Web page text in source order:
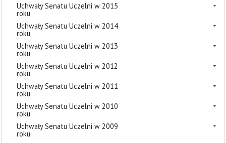
Uchwały Senatu Uczelni w 2015
roku
Uchwały Senatu Uczelni w 2014
roku
Uchwały Senatu Uczelni w 2013
roku
Uchwały Senatu Uczelni w 2012
roku
Uchwały Senatu Uczelni w 2011
roku
Uchwały Senatu Uczelni w 2010
roku
Uchwały Senatu Uczelni w 2009
roku